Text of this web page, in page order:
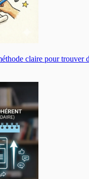
claire pour trouver